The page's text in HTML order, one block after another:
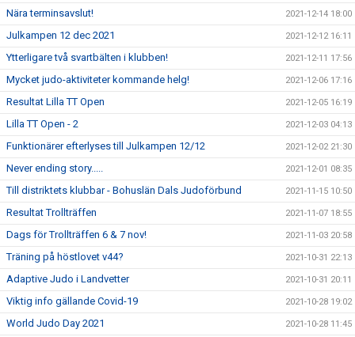
Nära terminsavslut! 2021-12-14 18:00
Julkampen 12 dec 2021 2021-12-12 16:11
Ytterligare två svartbälten i klubben! 2021-12-11 17:56
Mycket judo-aktiviteter kommande helg! 2021-12-06 17:16
Resultat Lilla TT Open 2021-12-05 16:19
Lilla TT Open - 2 2021-12-03 04:13
Funktionärer efterlyses till Julkampen 12/12 2021-12-02 21:30
Never ending story..... 2021-12-01 08:35
Till distriktets klubbar - Bohuslän Dals Judoförbund 2021-11-15 10:50
Resultat Trollträffen 2021-11-07 18:55
Dags för Trollträffen 6 & 7 nov! 2021-11-03 20:58
Träning på höstlovet v44? 2021-10-31 22:13
Adaptive Judo i Landvetter 2021-10-31 20:11
Viktig info gällande Covid-19 2021-10-28 19:02
World Judo Day 2021 2021-10-28 11:45